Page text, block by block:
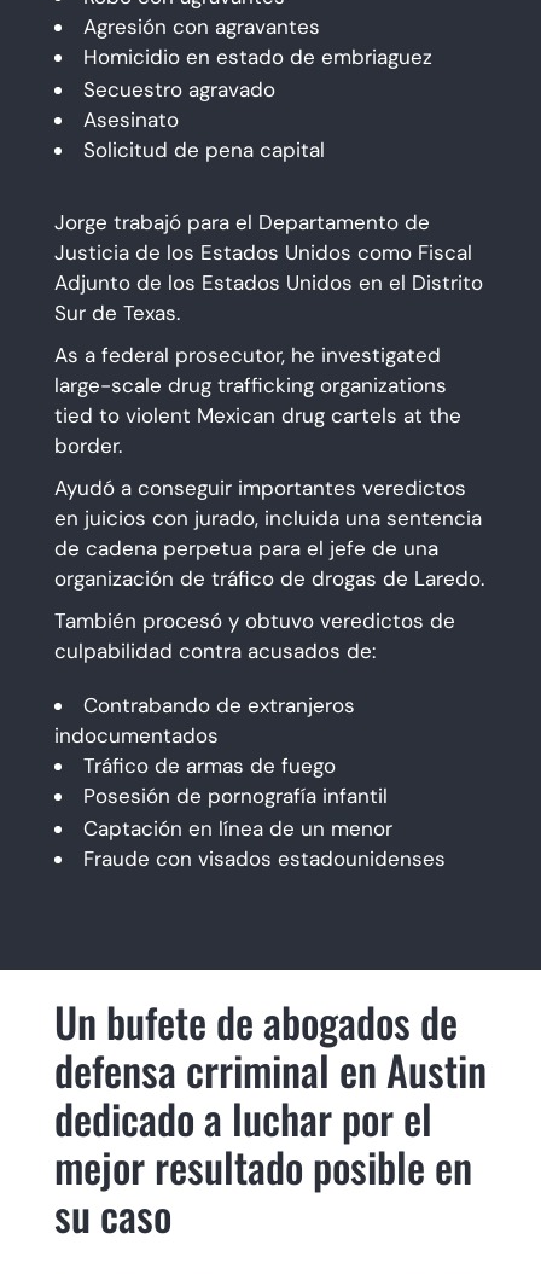
Agresión con agravantes
Homicidio en estado de embriaguez
Secuestro agravado
Asesinato
Solicitud de pena capital
Jorge trabajó para el Departamento de
Justicia de los Estados Unidos como Fiscal
Adjunto de los Estados Unidos en el Distrito
Sur de Texas.
As a federal prosecutor, he investigated
large-scale drug trafficking organizations
tied to violent Mexican drug cartels at the
border.
Ayudó a conseguir importantes veredictos
en juicios con jurado, incluida una sentencia
de cadena perpetua para el jefe de una
organización de tráfico de drogas de Laredo.
También procesó y obtuvo veredictos de
culpabilidad contra acusados de:
Contrabando de extranjeros
indocumentados
Tráfico de armas de fuego
Posesión de pornografía infantil
Captación en línea de un menor
Fraude con visados estadounidenses
Un bufete de abogados de
defensa crriminal en Austin
dedicado a luchar por el
mejor resultado posible en
su caso